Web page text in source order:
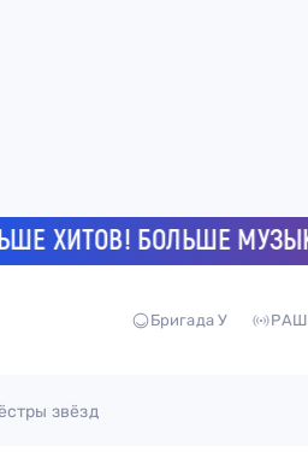
БОЛЬШЕ МУЗЫКИ!
Бригада У РАШ
звёзд